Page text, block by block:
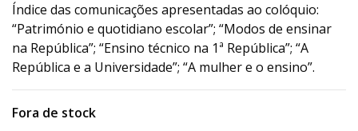
Índice das comunicações apresentadas ao colóquio:
“Património e quotidiano escolar”; “Modos de ensinar
na República”; “Ensino técnico na 1ª República”; “A
República e a Universidade”; “A mulher e o ensino”.
Fora de stock